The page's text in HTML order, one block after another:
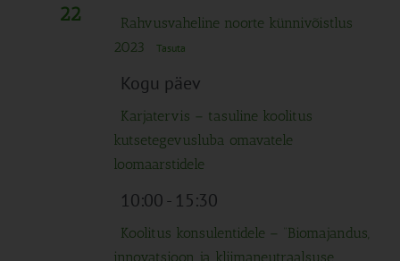
22
Rahvusvaheline noorte künnivõistlus
2023
Tasuta
Kogu päev
Karjatervis – tasuline koolitus
kutsetegevusluba omavatele
loomaarstidele
10:00- 15:30
Koolitus konsulentidele – “Biomajandus,
innovatsioon ja kliimaneutraalsuse